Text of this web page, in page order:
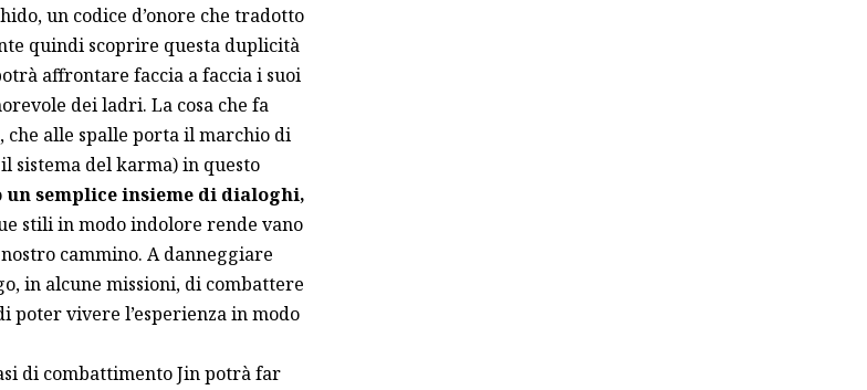
un codice d’onore che tradotto
quindi scoprire questa duplicità
affrontare faccia a faccia i suoi
dei ladri. La cosa che fa
, che alle spalle porta il marchio di
del karma) in questo
un semplice insieme di dialoghi,
stili in modo indolore rende vano
cammino. A danneggiare
in alcune missioni, di combattere
poter vivere l’esperienza in modo
di combattimento Jin potrà far